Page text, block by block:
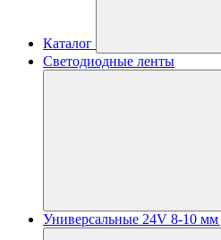
Каталог
Светодиодные ленты
Универсальные 24V 8-10 мм